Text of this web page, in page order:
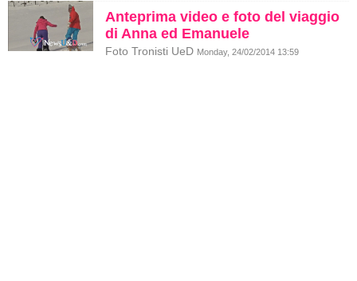
Anteprima video e foto del viaggio
di Anna ed Emanuele
Foto Tronisti UeD Monday, 24/02/2014 13:59